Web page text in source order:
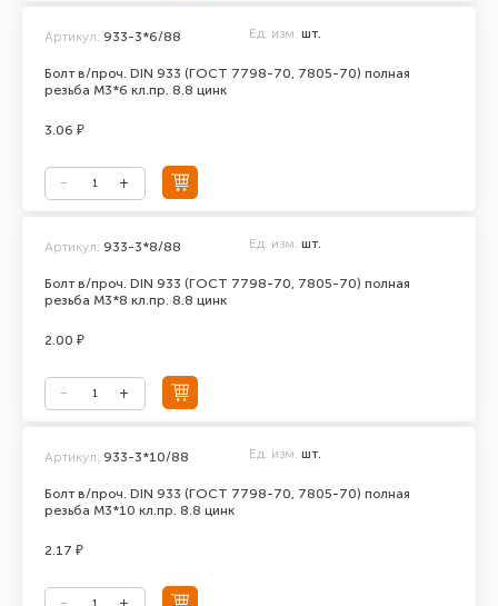
Болт в/проч. DIN 933 (ГОСТ 7798-70, 7805-70) полная
резьба М3*6 кл.пр. 8.8 цинк
Артикул: 933-3*6/88 Ед. изм. шт.
3.06 ₽
Болт в/проч. DIN 933 (ГОСТ 7798-70, 7805-70) полная
резьба М3*8 кл.пр. 8.8 цинк
Артикул: 933-3*8/88 Ед. изм. шт.
2.00 ₽
Болт в/проч. DIN 933 (ГОСТ 7798-70, 7805-70) полная
резьба М3*10 кл.пр. 8.8 цинк
Артикул: 933-3*10/88 Ед. изм. шт.
2.17 ₽